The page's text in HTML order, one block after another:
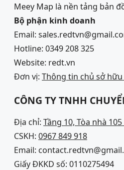
Meey Map là nền tảng bản
Bộ phận kinh doanh
Email:
Hotline: 0349 208 325
Website: redt.vn
Đơn vị: Thông tin chủ sở
CÔNG TY TNHH
Địa chỉ: Tầng 10, Tòa nhà
CSKH: 0967 849 918
Email:
Giấy ĐKKD số: 0110275494